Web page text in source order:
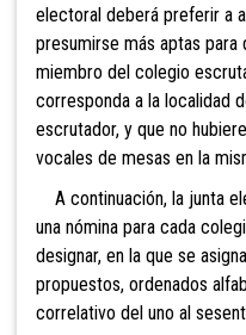
electoral deberá preferir a
presumirse más aptas para
miembro del colegio
corresponda a la localidad
escrutador, y que no
vocales de mesas en la
A continuación, la junta
una nómina para cada
designar, en la que se
propuestos, ordenados
correlativo del uno al